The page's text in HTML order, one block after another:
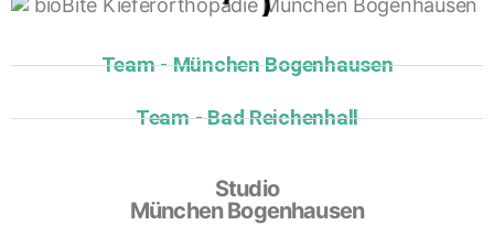
Team - München Bogenhausen
Team - Bad Reichenhall
Studio
München Bogenhausen